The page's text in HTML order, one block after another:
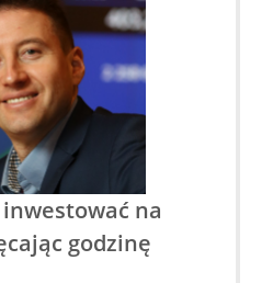
na
godzinę